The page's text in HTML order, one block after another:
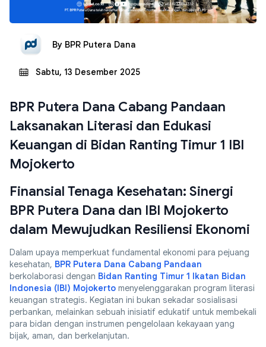
By BPR Putera Dana
Sabtu, 13 Desember 2025
BPR Putera Dana Cabang Pandaan
Laksanakan Literasi dan Edukasi
Keuangan di Bidan Ranting Timur 1 IBI
Mojokerto
Finansial Tenaga Kesehatan: Sinergi
BPR Putera Dana dan IBI Mojokerto
dalam Mewujudkan Resiliensi Ekonomi
Dalam upaya memperkuat fundamental ekonomi para pejuang
kesehatan, BPR Putera Dana Cabang Pandaan
berkolaborasi dengan Bidan Ranting Timur 1 Ikatan Bidan
Indonesia (IBI) Mojokerto menyelenggarakan program literasi
keuangan strategis. Kegiatan ini bukan sekadar sosialisasi
perbankan, melainkan sebuah inisiatif edukatif untuk membekali
para bidan dengan instrumen pengelolaan kekayaan yang
bijak, aman, dan berkelanjutan.